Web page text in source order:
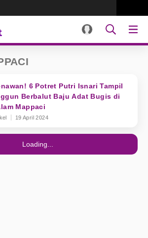
6 Potret Putri Isnari Tampil
Berbalut Baju Adat Bugis di
Mappaci
19 April 2024
Loading...